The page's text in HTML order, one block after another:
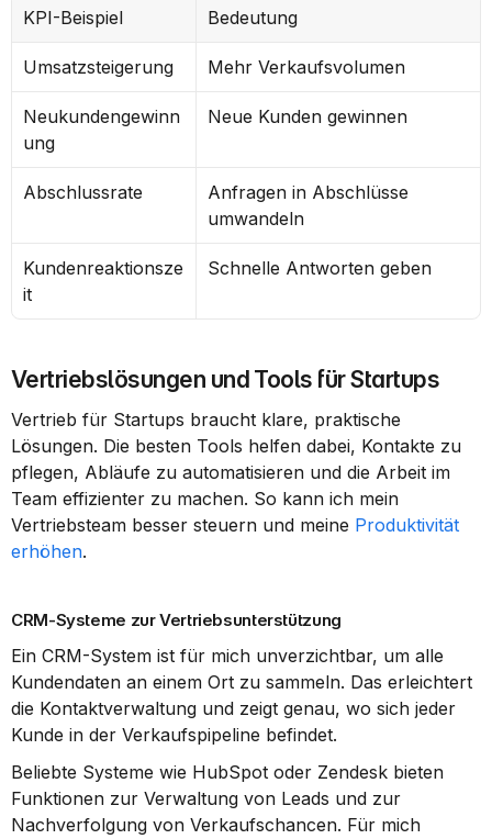
KPI-Beispiel Bedeutung
Umsatzsteigerung Mehr Verkaufsvolumen
Neukundengewinn
ung
Neue Kunden gewinnen
Abschlussrate
Anfragen in Abschlüsse
umwandeln
Kundenreaktionsze
it
Schnelle Antworten geben
Vertriebslösungen und Tools für Startups
Vertrieb für Startups braucht klare, praktische
Lösungen. Die besten Tools helfen dabei, Kontakte zu
pflegen, Abläufe zu automatisieren und die Arbeit im
Team effizienter zu machen. So kann ich mein
Vertriebsteam besser steuern und meine Produktivität
erhöhen.
CRM-Systeme zur Vertriebsunterstützung
Ein CRM-System ist für mich unverzichtbar, um alle
Kundendaten an einem Ort zu sammeln. Das erleichtert
die Kontaktverwaltung und zeigt genau, wo sich jeder
Kunde in der Verkaufspipeline befindet.
Beliebte Systeme wie HubSpot oder Zendesk bieten
Funktionen zur Verwaltung von Leads und zur
Nachverfolgung von Verkaufschancen. Für mich